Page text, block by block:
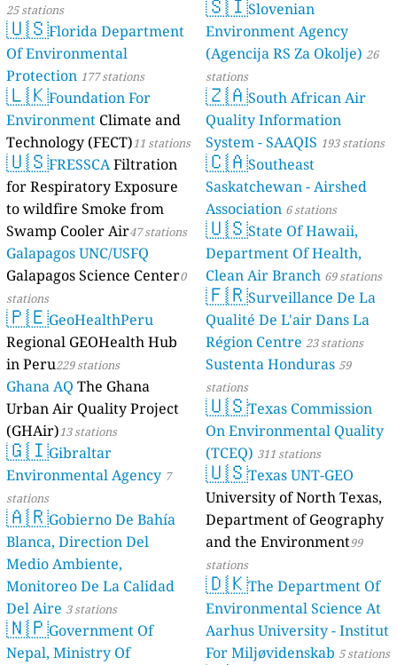
25 stations
🇺🇸Florida Department
Of Environmental
Protection 177 stations
🇱🇰Foundation For
Environment Climate and
Technology (FECT)11 stations
🇺🇸FRESSCAFiltration
for Respiratory Exposure
to wildfire Smoke from
Swamp Cooler Air47 stations
Galapagos UNC/USFQ
Galapagos Science Center0
stations
🇵🇪GeoHealthPeru
Regional GEOHealth Hub
in Peru229 stations
Ghana AQ The Ghana
Urban Air Quality Project
(GHAir)13 stations
🇬🇮Gibraltar
Environmental Agency 7
stations
🇦🇷Gobierno De Bahía
Blanca, Direction Del
Medio Ambiente,
Monitoreo De La Calidad
Del Aire 3 stations
🇳🇵Government Of
Nepal, Ministry Of
🇸🇮Slovenian
Environment Agency
(Agencija RS Za Okolje) 26
stations
🇿🇦South African Air
Quality Information
System - SAAQIS 193 stations
🇨🇦Southeast
Saskatchewan - Airshed
Association 6 stations
🇺🇸State Of Hawaii,
Department Of Health,
Clean Air Branch 69 stations
🇫🇷Surveillance De La
Qualité De L'air Dans La
Région Centre 23 stations
Sustenta Honduras 59
stations
🇺🇸Texas Commission
On Environmental Quality
(TCEQ) 311 stations
🇺🇸Texas UNT-GEO
University of North Texas,
Department of Geography
and the Environment99
stations
🇩🇰The Department Of
Environmental Science At
Aarhus University - Institut
For Miljøvidenskab 5 stations